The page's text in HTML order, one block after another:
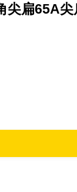
尖扁65A尖